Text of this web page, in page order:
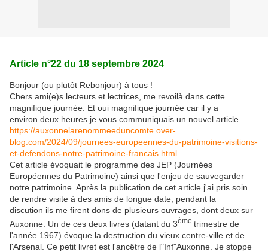
Article n°22 du 18 septembre 2024
Bonjour (ou plutôt Rebonjour) à tous !
Chers ami(e)s lecteurs et lectrices, me revoilà dans cette
magnifique journée. Et oui magnifique journée car il y a
environ deux heures je vous communiquais un nouvel article.
https://auxonnelarenommeeduncomte.over-
blog.com/2024/09/journees-europeennes-du-patrimoine-visitions-
et-defendons-notre-patrimoine-francais.html
Cet article évoquait le programme des JEP (Journées
Européennes du Patrimoine) ainsi que l'enjeu de sauvegarder
notre patrimoine. Après la publication de cet article j'ai pris soin
de rendre visite à des amis de longue date, pendant la
discution ils me firent dons de plusieurs ouvrages, dont deux sur
Auxonne. Un de ces deux livres (datant du 3ème trimestre de
l'année 1967) évoque la destruction du vieux centre-ville et de
l'Arsenal. Ce petit livret est l'ancêtre de l"Inf"Auxonne. Je stoppe